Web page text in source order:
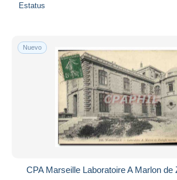
Estatus
Nuevo
CPA Marseille Laboratoire A Marlon de